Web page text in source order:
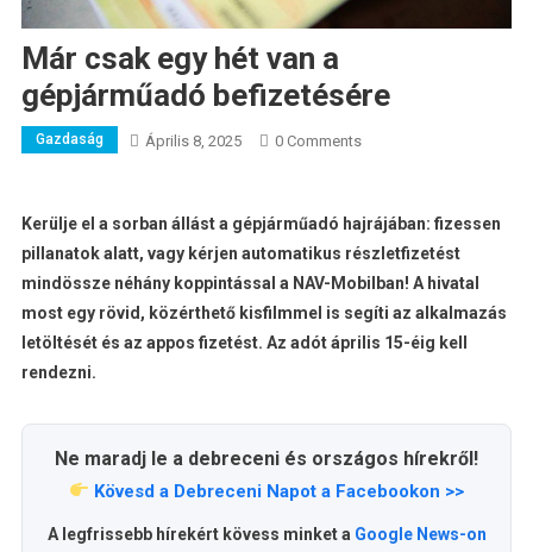
Már csak egy hét van a
gépjárműadó befizetésére
Gazdaság Április 8, 2025 0 Comments
Kerülje el a sorban állást a gépjárműadó hajrájában: fizessen
pillanatok alatt, vagy kérjen automatikus részletfizetést
mindössze néhány koppintással a NAV-Mobilban! A hivatal
most egy rövid, közérthető kisfilmmel is segíti az alkalmazás
letöltését és az appos fizetést. Az adót április 15-éig kell
rendezni.
Ne maradj le a debreceni és országos hírekről!
Kövesd a Debreceni Napot a Facebookon >>
A legfrissebb hírekért kövess minket a Google News-on